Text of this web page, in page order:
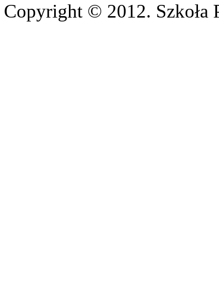
Copyright © 2012. Szkoła